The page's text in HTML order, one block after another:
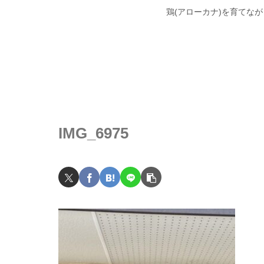
鶏(アローカナ)を育てな
IMG_6975